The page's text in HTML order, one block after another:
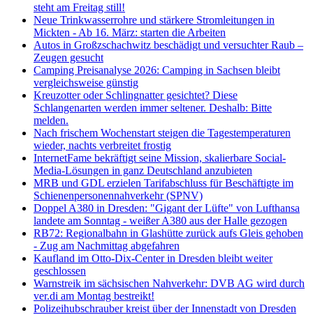
steht am Freitag still!
Neue Trinkwasserrohre und stärkere Stromleitungen in
Mickten - Ab 16. März: starten die Arbeiten
Autos in Großzschachwitz beschädigt und versuchter Raub –
Zeugen gesucht
Camping Preisanalyse 2026: Camping in Sachsen bleibt
vergleichsweise günstig
Kreuzotter oder Schlingnatter gesichtet? Diese
Schlangenarten werden immer seltener. Deshalb: Bitte
melden.
Nach frischem Wochenstart steigen die Tagestemperaturen
wieder, nachts verbreitet frostig
InternetFame bekräftigt seine Mission, skalierbare Social-
Media-Lösungen in ganz Deutschland anzubieten
MRB und GDL erzielen Tarifabschluss für Beschäftigte im
Schienenpersonennahverkehr (SPNV)
Doppel A380 in Dresden: "Gigant der Lüfte" von Lufthansa
landete am Sonntag - weißer A380 aus der Halle gezogen
RB72: Regionalbahn in Glashütte zurück aufs Gleis gehoben
- Zug am Nachmittag abgefahren
Kaufland im Otto-Dix-Center in Dresden bleibt weiter
geschlossen
Warnstreik im sächsischen Nahverkehr: DVB AG wird durch
ver.di am Montag bestreikt!
Polizeihubschrauber kreist über der Innenstadt von Dresden